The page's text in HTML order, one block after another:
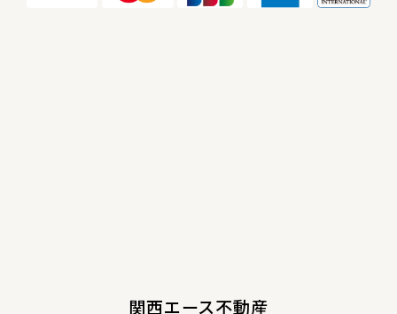
関西エース不動産